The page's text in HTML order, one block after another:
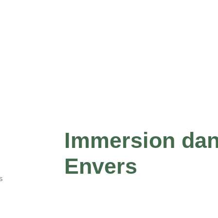
Immersion
Envers